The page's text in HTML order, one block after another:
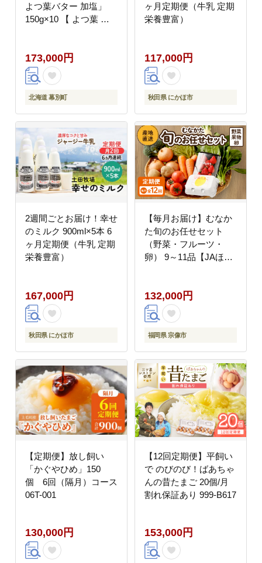
よつ葉バター 加塩」
150g×10 【 よつ葉 美
】
173,000円
北海道 幕別町
ヶ月定期便（牛乳 定期
栄養豊富）
117,000円
秋田県 にかほ市
2週間ごとお届け！幸せ
のミルク 900ml×5本 6
ヶ月定期便（牛乳 定期
栄養豊富）
167,000円
秋田県 にかほ市
【毎月お届け】むなか
た旬のお任せセット
（野菜・フルーツ・
卵） 9～11品【JAほた
132,000円
福岡県 宗像市
【定期便】放し飼い
「かぐやひめ」150
個 6回（隔月）コース
06T-001
130,000円
【12回定期便】平飼い
で のびのび！ばあちゃ
んの昔たまご 20個/月
割れ保証あり 999-B617
153,000円